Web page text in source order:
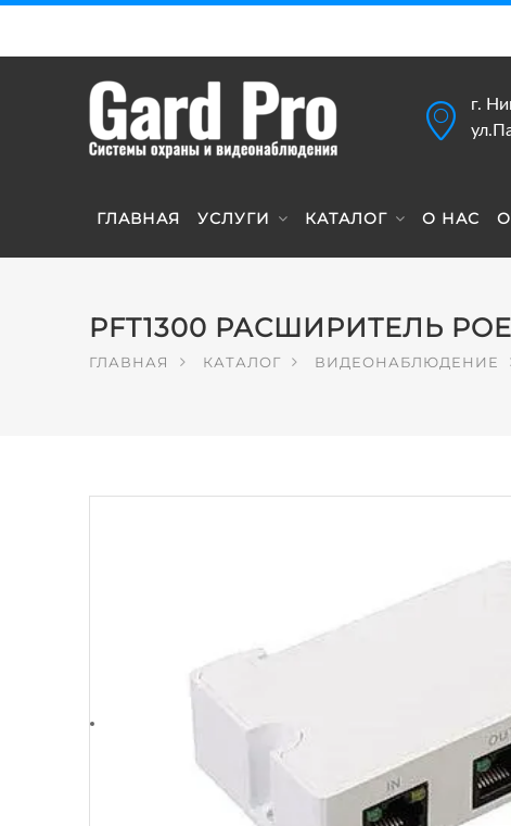
г.
ГЛАВНАЯ УСЛУГИ КАТАЛОГ О НАС
PFT1300 РАСШИРИТЕЛЬ POE
ГЛАВНАЯ КАТАЛОГ ВИДЕОНАБЛЮДЕНИЕ